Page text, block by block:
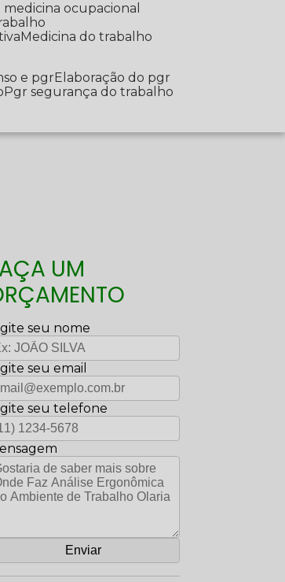
medicina ocupacional
Medicina do trabalho
e pgr
Elaboração do pgr
Pgr segurança do trabalho
UM
seu nome
seu email
seu telefone